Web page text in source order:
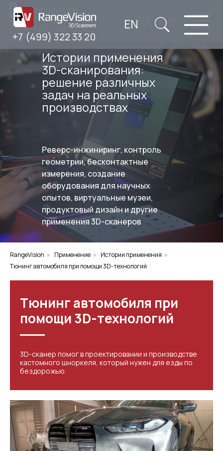
+7 (499) 322 33 20
+7 (499) 322 33 20
EN
Истории применения
3D-сканирования:
решение различных
задач на реальных
производствах
Реверс-инжиниринг, контроль
геометрии, бесконтактные
измерения, создание
оборудования для научных
опытов, виртуальные музеи,
продуктовый дизайн и другие
применения 3D-сканеров
RangeVision » Применение » Истории применения »
Тюнинг автомобиля при помощи 3D-технологий
Тюнинг автомобиля при
помощи 3D-технологий
3D-сканер помог в проектировании и производстве
кастомного шноркеля, который нужен для езды по
бездорожью.